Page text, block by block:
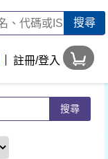
註冊/登入
搜尋
搜尋